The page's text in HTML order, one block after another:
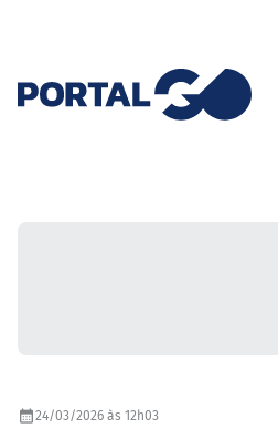
24/03/2026 às 12h03